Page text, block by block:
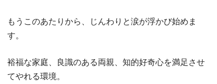
もうこのあたりから、じんわりと涙が浮かび始めま
す。
裕福な家庭、良識のある両親、知的好奇心を満足させ
てやれる環境。